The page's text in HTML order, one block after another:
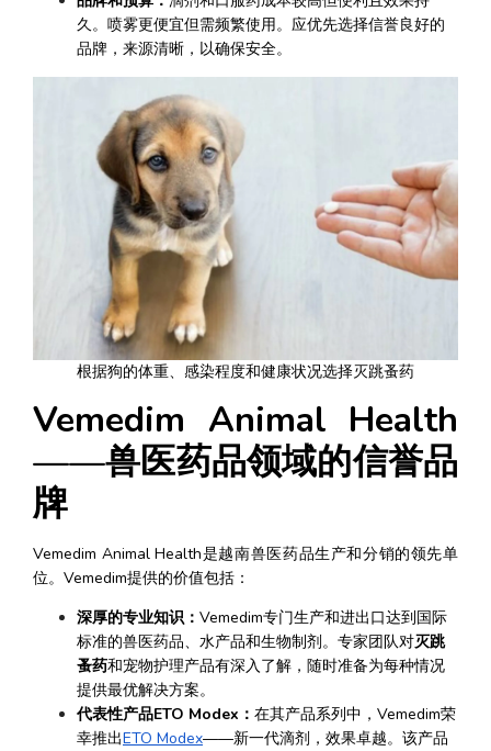
久。喷雾更便宜但需频繁使用。应优先选择信誉良好的
品牌，来源清晰，以确保安全。
根据狗的体重、感染程度和健康状况选择灭跳蚤药
Vemedim Animal Health
——兽医药品领域的信誉品
牌
Vemedim Animal Health是越南兽医药品生产和分销的领先单
位。Vemedim提供的价值包括：
深厚的专业知识： Vemedim专门生产和进出口达到国际
标准的兽医药品、水产品和生物制剂。专家团队对灭跳
蚤药和宠物护理产品有深入了解，随时准备为每种情况
提供最优解决方案。
代表性产品ETO Modex： 在其产品系列中，Vemedim荣
幸推出ETO Modex——新一代滴剂，效果卓越。该产品